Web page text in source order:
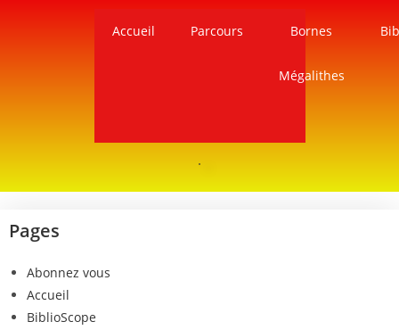
Accueil Parcours Bornes
Mégalithes
Pages
Abonnez vous
Accueil
BiblioScope